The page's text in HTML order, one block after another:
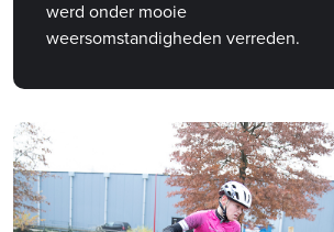
werd onder mooie
weersomstandigheden verreden.